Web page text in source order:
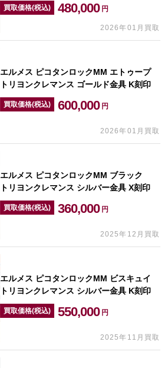
買取価格(税込) 480,000 円
2026年01月買取
エルメス ピコタンロックMM エトゥープ
トリヨンクレマンス ゴールド金具 K刻印
買取価格(税込) 600,000 円
2026年01月買取
エルメス ピコタンロックMM ブラック
トリヨンクレマンス シルバー金具 X刻印
買取価格(税込) 360,000 円
2025年12月買取
エルメス ピコタンロックMM ビスキュイ
トリヨンクレマンス シルバー金具 K刻印
買取価格(税込) 550,000 円
2025年11月買取